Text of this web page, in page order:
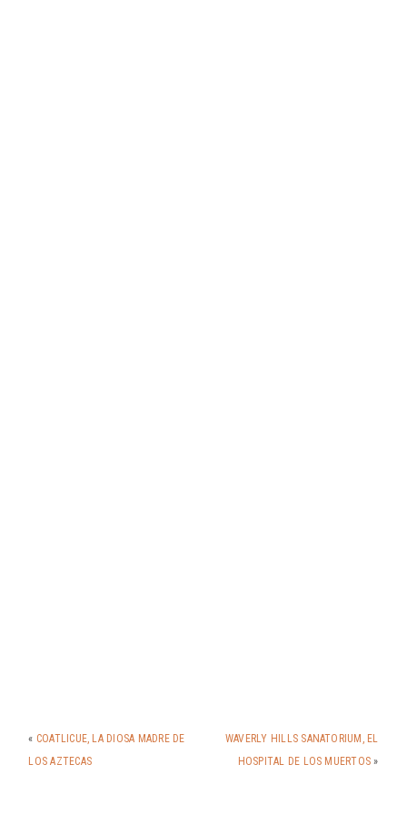
« COATLICUE, LA DIOSA MADRE DE
LOS AZTECAS
WAVERLY HILLS SANATORIUM, EL
HOSPITAL DE LOS MUERTOS »